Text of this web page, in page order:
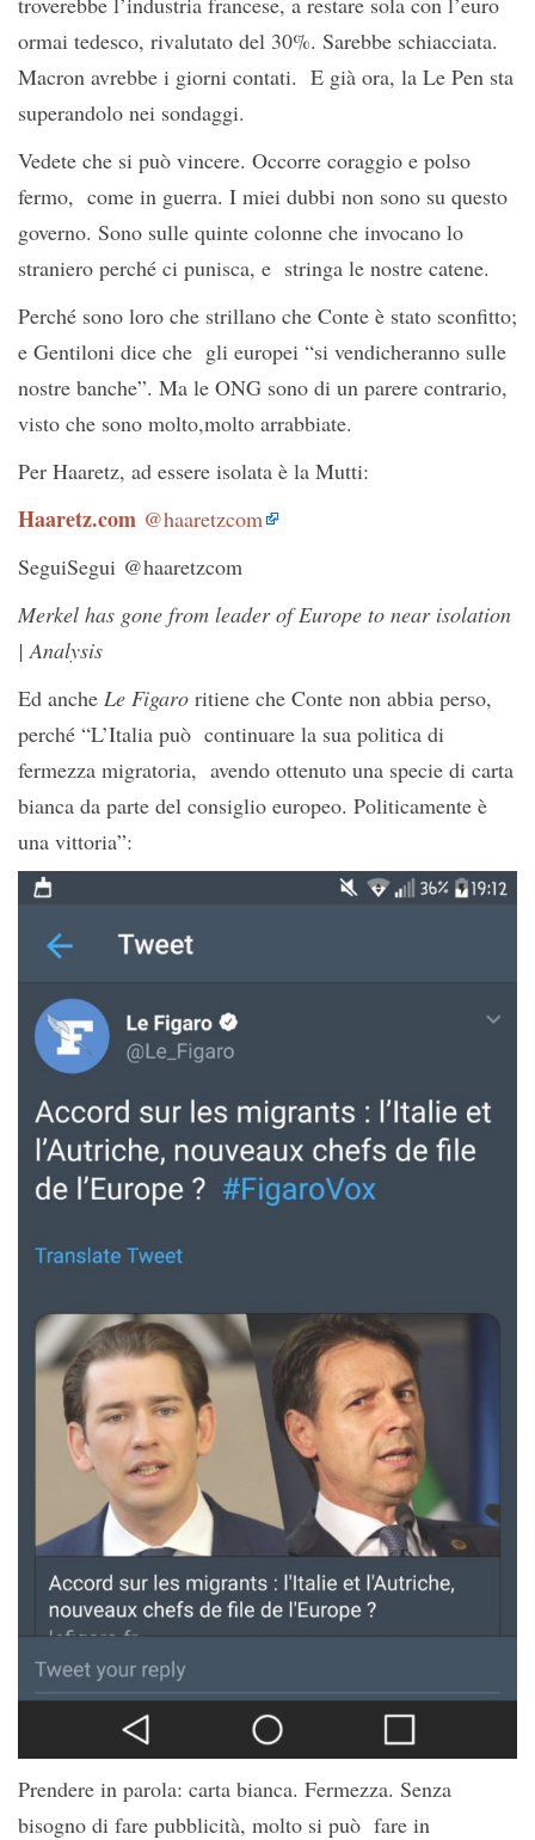
ormai tedesco, rivalutato del 30%. Sarebbe schiacciata.
Macron avrebbe i giorni contati. E già ora, la Le Pen sta
superandolo nei sondaggi.
Vedete che si può vincere. Occorre coraggio e polso
fermo, come in guerra. I miei dubbi non sono su questo
governo. Sono sulle quinte colonne che invocano lo
straniero perché ci punisca, e stringa le nostre catene.
Perché sono loro che strillano che Conte è stato sconfitto;
e Gentiloni dice che gli europei “si vendicheranno sulle
nostre banche”. Ma le ONG sono di un parere contrario,
visto che sono molto,molto arrabbiate.
Per Haaretz, ad essere isolata è la Mutti:
@haaretzcom
SeguiSegui @haaretzcom
Merkel has gone from leader of Europe to near isolation
| Analysis
Ed anche Le Figaro ritiene che Conte non abbia perso,
perché “L’Italia può continuare la sua politica di
fermezza migratoria, avendo ottenuto una specie di carta
bianca da parte del consiglio europeo. Politicamente è
una vittoria”:
Prendere in parola: carta bianca. Fermezza. Senza
bisogno di fare pubblicità, molto si può fare in